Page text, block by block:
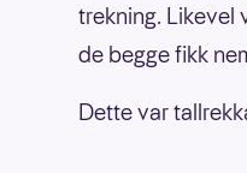
trekning. Likevel
de begge fikk
Dette var